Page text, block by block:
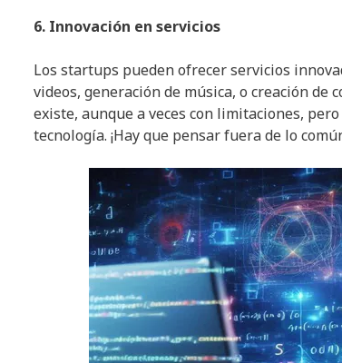
6. Innovación en servicios
Los startups pueden ofrecer servicios
videos, generación de música, o creación
existe, aunque a veces con limitaciones,
tecnología. ¡Hay que pensar fuera de lo